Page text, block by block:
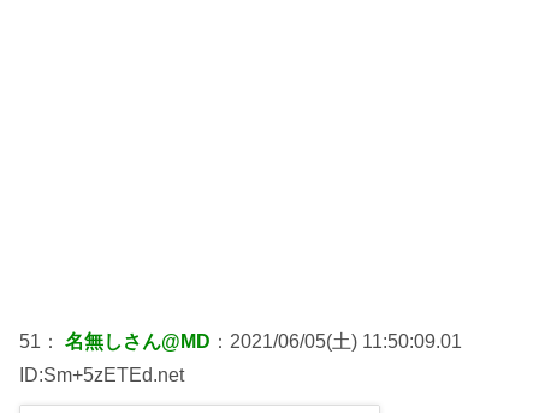
51： 名無しさん@MD ：2021/06/05(土) 11:50:09.01
ID:Sm+5zETEd.net